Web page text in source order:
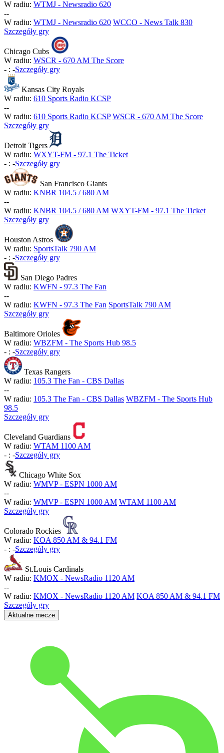
W radiu: WTMJ - Newsradio 620
--
W radiu: WTMJ - Newsradio 620 WCCO - News Talk 830
Szczegóły gry
Chicago Cubs
W radiu: WSCR - 670 AM The Score
- : -Szczegóły gry
Kansas City Royals
W radiu: 610 Sports Radio KCSP
--
W radiu: 610 Sports Radio KCSP WSCR - 670 AM The Score
Szczegóły gry
Detroit Tigers
W radiu: WXYT-FM - 97.1 The Ticket
- : -Szczegóły gry
San Francisco Giants
W radiu: KNBR 104.5 / 680 AM
--
W radiu: KNBR 104.5 / 680 AM WXYT-FM - 97.1 The Ticket
Szczegóły gry
Houston Astros
W radiu: SportsTalk 790 AM
- : -Szczegóły gry
San Diego Padres
W radiu: KWFN - 97.3 The Fan
--
W radiu: KWFN - 97.3 The Fan SportsTalk 790 AM
Szczegóły gry
Baltimore Orioles
W radiu: WBZFM - The Sports Hub 98.5
- : -Szczegóły gry
Texas Rangers
W radiu: 105.3 The Fan - CBS Dallas
--
W radiu: 105.3 The Fan - CBS Dallas WBZFM - The Sports Hub
98.5
Szczegóły gry
Cleveland Guardians
W radiu: WTAM 1100 AM
- : -Szczegóły gry
Chicago White Sox
W radiu: WMVP - ESPN 1000 AM
--
W radiu: WMVP - ESPN 1000 AM WTAM 1100 AM
Szczegóły gry
Colorado Rockies
W radiu: KOA 850 AM & 94.1 FM
- : -Szczegóły gry
St.Louis Cardinals
W radiu: KMOX - NewsRadio 1120 AM
--
W radiu: KMOX - NewsRadio 1120 AM KOA 850 AM & 94.1 FM
Szczegóły gry
Aktualne mecze